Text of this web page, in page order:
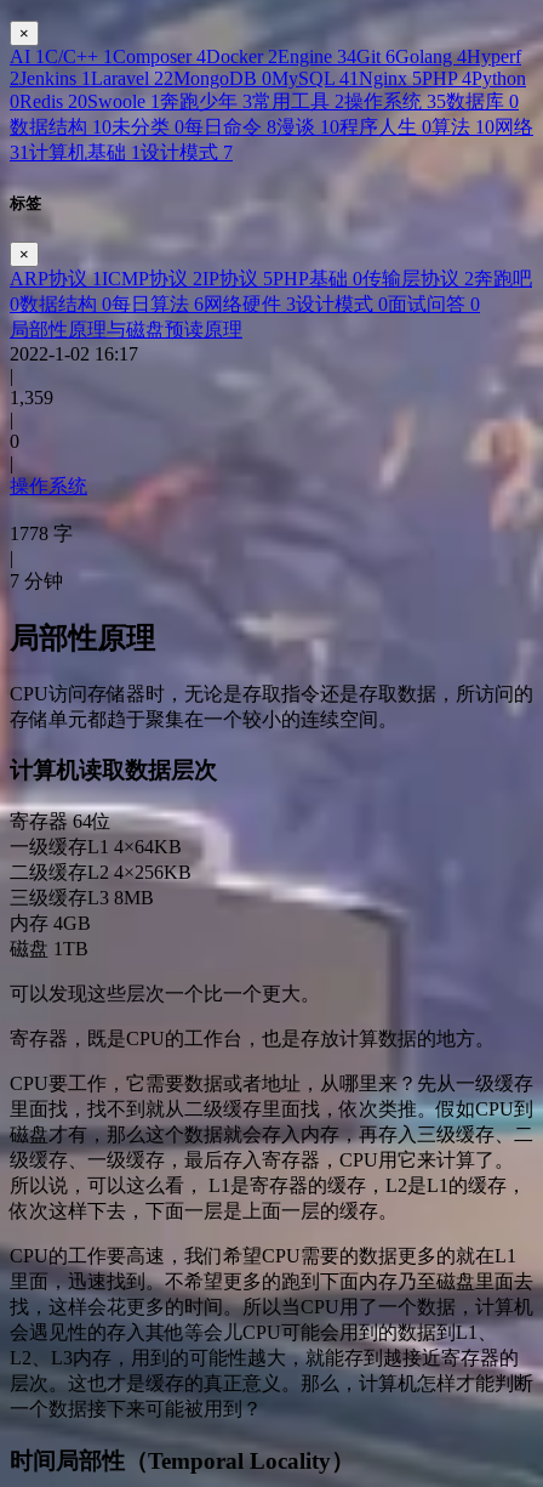
×
AI 1C/C++ 1Composer4Docker2Engine 34Git 6Golang4Hyperf
2Jenkins 1Laravel 22MongoDB 0MySQL 41Nginx5PHP4Python
0Redis 20Swoole 1奔跑少年 3常用工具 2操作系统35数据库 0
数据结构 10未分类 0每日命令 8漫谈 10程序人生 0算法 10网络
31计算机基础 1设计模式 7
标签
×
ARP协议1ICMP协议 2IP协议 5PHP基础 0传输层协议 2奔跑吧
0数据结构 0每日算法 6网络硬件 3设计模式 0面试问答 0
局部性原理与磁盘预读原理
2022-1-02 16:17
|
1,359
|
0
|
操作系统
1778 字
|
7 分钟
局部性原理
CPU访问存储器时，无论是存取指令还是存取数据，所访问的
存储单元都趋于聚集在一个较小的连续空间。
计算机读取数据层次
寄存器 64位
一级缓存L1 4×64KB
二级缓存L2 4×256KB
三级缓存L3 8MB
内存 4GB
磁盘 1TB
可以发现这些层次一个比一个更大。
寄存器，既是CPU的工作台，也是存放计算数据的地方。
CPU要工作，它需要数据或者地址，从哪里来？先从一级缓存
里面找，找不到就从二级缓存里面找，依次类推。假如CPU到
磁盘才有，那么这个数据就会存入内存，再存入三级缓存、二
级缓存、一级缓存，最后存入寄存器，CPU用它来计算了。
所以说，可以这么看， L1是寄存器的缓存，L2是L1的缓存，
依次这样下去，下面一层是上面一层的缓存。
CPU的工作要高速，我们希望CPU需要的数据更多的就在L1
里面，迅速找到。不希望更多的跑到下面内存乃至磁盘里面去
找，这样会花更多的时间。所以当CPU用了一个数据，计算机
会遇见性的存入其他等会儿CPU可能会用到的数据到L1、
L2、L3内存，用到的可能性越大，就能存到越接近寄存器的
层次。这也才是缓存的真正意义。那么，计算机怎样才能判断
一个数据接下来可能被用到？
时间局部性（Temporal Locality）